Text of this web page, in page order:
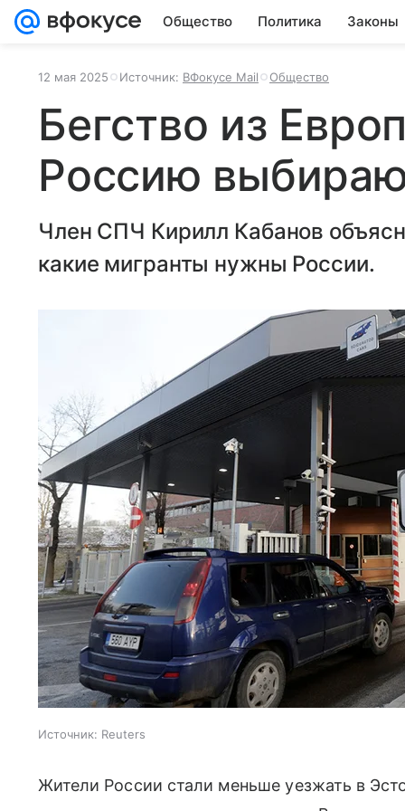
Общество Политика Законы
12 мая 2025 Источник: ВФокусе Mail Общество
Бегство из
Россию
Член СПЧ Кирилл Кабанов
какие мигранты нужны России.
Источник: Reuters
Жители России стали меньше уезжать в